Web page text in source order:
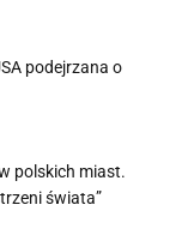
podejrzana o
polskich miast.
świata”